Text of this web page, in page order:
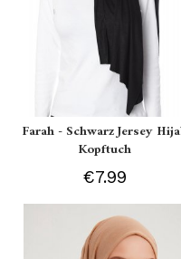
Farah - Schwarz Jersey
Kopftuch
€7.99